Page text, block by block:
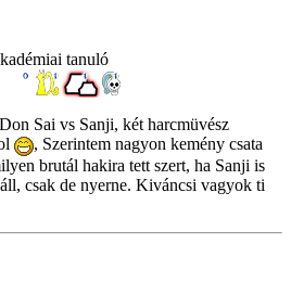
tanuló
Sai vs Sanji, két harcmüvész
, Szerintem nagyon kemény csata
brutál hakira tett szert, ha Sanji is
csak de nyerne. Kiváncsi vagyok ti